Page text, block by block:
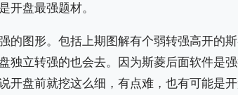
开盘最强题材。
的图形。包括上期图解有个弱转强高开的
独立转强的也会去。因为斯菱后面软件是
开盘前就挖这么细，有点难，也有可能是